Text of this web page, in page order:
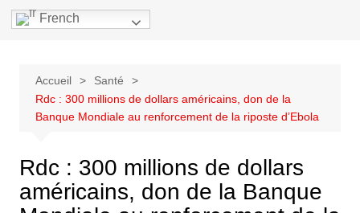
French
Accueil
Santé
Rdc : 300 millions de dollars américains, don de la
Banque Mondiale au renforcement de la riposte d’Ebola
Rdc : 300 millions de dollars
américains, don de la Banque